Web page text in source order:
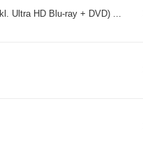
Ultra HD Blu-ray + DVD) ...